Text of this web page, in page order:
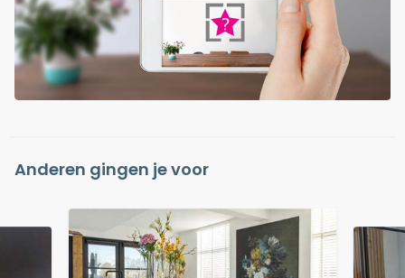
Anderen gingen je voor